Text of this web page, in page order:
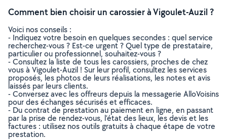
Comment bien choisir un carossier à Vigoulet-Auzil ?
Voici nos conseils :
- Indiquez votre besoin en quelques secondes : quel service
recherchez-vous ? Est-ce urgent ? Quel type de prestataire,
particulier ou professionnel, souhaitez-vous ?
- Consultez la liste de tous les carossiers, proches de chez
vous à Vigoulet-Auzil ! Sur leur profil, consultez les services
proposés, les photos de leurs réalisations, les notes et avis
laissés par leurs clients.
- Conversez avec les offreurs depuis la messagerie AlloVoisins
pour des échanges sécurisés et efficaces.
- Du contrat de prestation au paiement en ligne, en passant
par la prise de rendez-vous, l’état des lieux, les devis et les
factures : utilisez nos outils gratuits à chaque étape de votre
prestation.